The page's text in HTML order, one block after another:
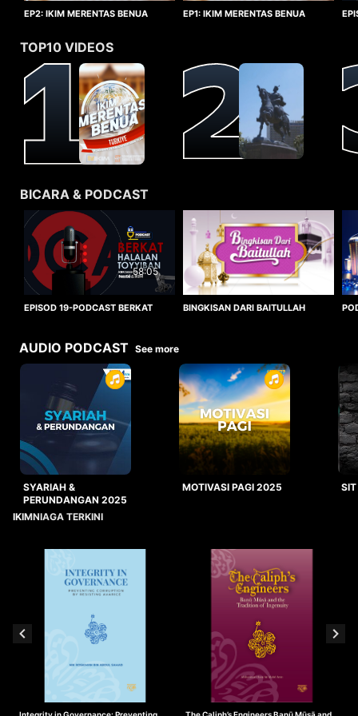
EP2: IKIM MERENTAS BENUA
EP1: IKIM MERENTAS BENUA
TOP10 VIDEOS
BICARA & PODCAST
58:05
EPISOD 19-PODCAST BERKAT
BINGKISAN DARI BAITULLAH
AUDIO PODCAST See more
SYARIAH &
PERUNDANGAN 2025
MOTIVASI PAGI 2025
IKIMNIAGA TERKINI